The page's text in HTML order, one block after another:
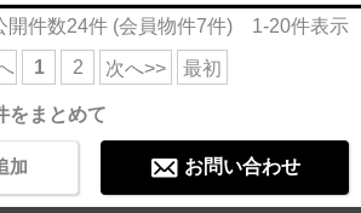
開件数24件 (会員物件7件) 1-20件表示
1 2 次へ>> 最初
をまとめて
お問い合わせ
加